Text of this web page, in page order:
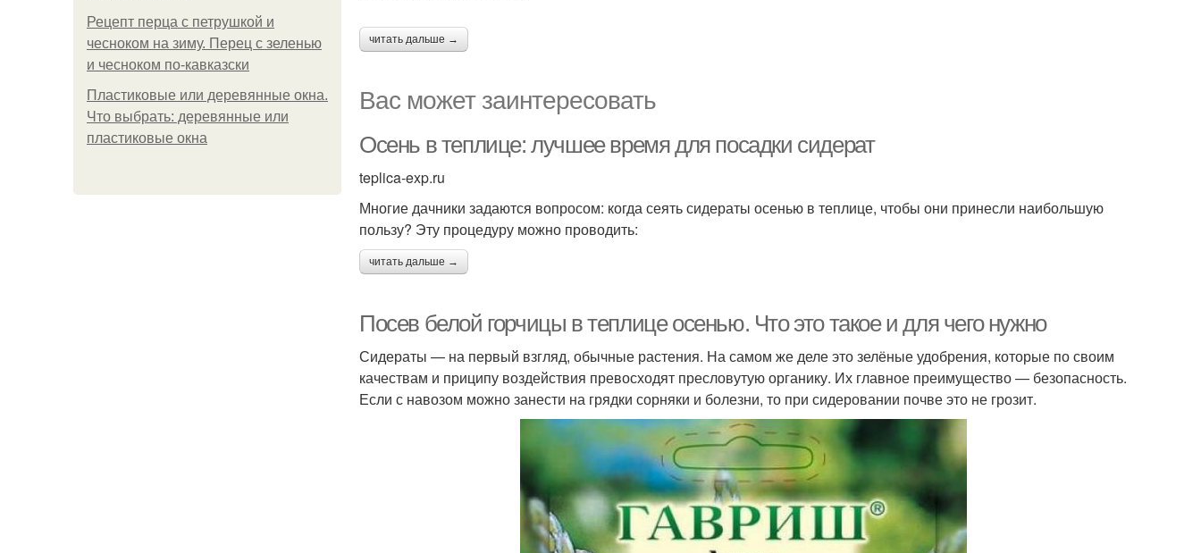
Рецепт перца с петрушкой и
чесноком на зиму. Перец с зеленью
и чесноком по-кавказски
Пластиковые или деревянные окна.
Что выбрать: деревянные или
пластиковые окна
читать дальше →
Вас может заинтересовать
Осень в теплице: лучшее время для посадки сидерат
teplica-exp.ru
Многие дачники задаются вопросом: когда сеять сидераты осенью в теплице, чтобы они принесли наибольшую
пользу? Эту процедуру можно проводить:
читать дальше →
Посев белой горчицы в теплице осенью. Что это такое и для чего нужно
Сидераты — на первый взгляд, обычные растения. На самом же деле это зелёные удобрения, которые по своим
качествам и приципу воздействия превосходят пресловутую органику. Их главное преимущество — безопасность.
Если с навозом можно занести на грядки сорняки и болезни, то при сидеровании почве это не грозит.